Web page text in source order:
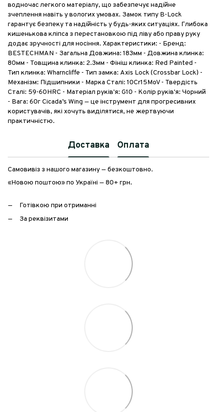
водночас легкого матеріалу, що забезпечує надійне
зчеплення навіть у вологих умовах. Замок типу B-Lock
гарантує безпеку та надійність у будь-яких ситуаціях. Глибока
кишенькова кліпса з перестановкою під ліву або праву руку
додає зручності для носіння. Характеристики: - Бренд:
BESTECHMAN - Загальна Довжина: 183мм - Довжина клинка:
80мм - Товщина клинка: 2.3мм - Фініш клинка: Red Painted -
Тип клинка: Wharncliffe - Тип замка: Axis Lock (Crossbar Lock) -
Механізм: Підшипники - Марка Сталі: 10Cr15MoV - Твердість
Сталі: 59-60HRC - Матеріал руків'я: G10 - Колір руків'я: Чорний
- Вага: 60г Cicada’s Wing — це інструмент для прогресивних
користувачів, які хочуть виділятися, не жертвуючи
практичністю.
Доставка Оплата
Самовивіз з нашого магазину — безкоштовно.
«Новою поштою» по Україні — 80+ грн.
Готівкою при отриманні
За реквізитами